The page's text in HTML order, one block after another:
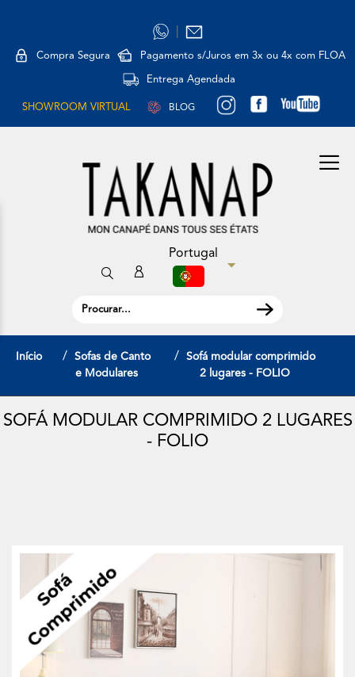
Compra Segura Pagamento s/Juros em 3x ou 4x com FLOA
Entrega Agendada
SHOWROOM VIRTUAL BLOG
Portugal
Início
Sofas de Canto
e Modulares
Sofá modular comprimido
2 lugares - FOLIO
SOFÁ MODULAR COMPRIMIDO 2 LUGARES
- FOLIO